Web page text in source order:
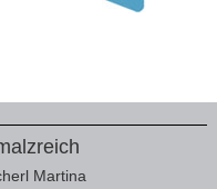
Martina